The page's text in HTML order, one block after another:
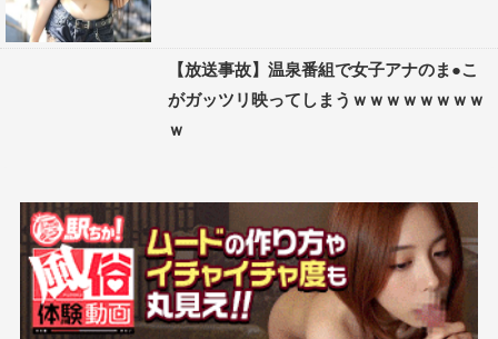
【放送事故】温泉番組で女子アナのま●こ
がガッツリ映ってしまうｗｗｗｗｗｗｗｗ
ｗ